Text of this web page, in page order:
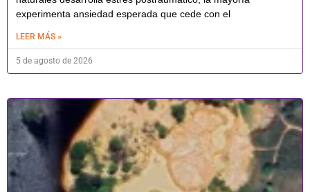
experimenta ansiedad esperada que cede con el
LEER MÁS »
5 de agosto de 2026